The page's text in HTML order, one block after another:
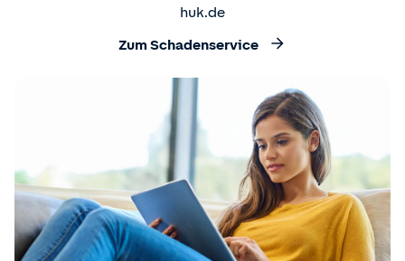
huk.de
Zum Schadenservice